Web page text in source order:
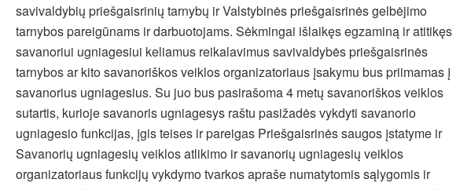
savivaldybių priešgaisrinių tarnybų ir Valstybinės priešgaisrinės gelbėjimo
tarnybos pareigūnams ir darbuotojams. Sėkmingai išlaikęs egzaminą ir atitikęs
savanoriui ugniagesiui keliamus reikalavimus savivaldybės priešgaisrinės
tarnybos ar kito savanoriškos veiklos organizatoriaus įsakymu bus priimamas į
savanorius ugniagesius. Su juo bus pasirašoma 4 metų savanoriškos veiklos
sutartis, kurioje savanoris ugniagesys raštu pasižadės vykdyti savanorio
ugniagesio funkcijas, įgis teises ir pareigas Priešgaisrinės saugos įstatyme ir
Savanorių ugniagesių veiklos atlikimo ir savanorių ugniagesių veiklos
organizatoriaus funkcijų vykdymo tvarkos apraše numatytomis sąlygomis ir